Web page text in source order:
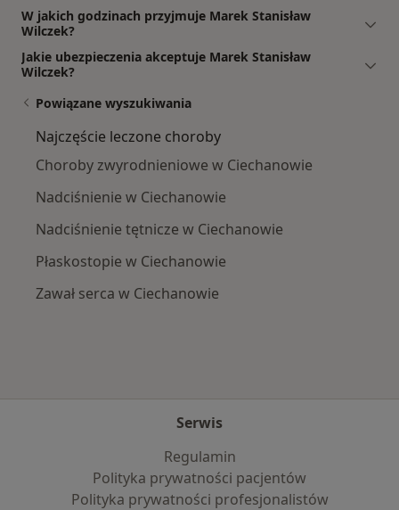
W jakich godzinach przyjmuje Marek Stanisław
Wilczek?
Jakie ubezpieczenia akceptuje Marek Stanisław
Wilczek?
Powiązane wyszukiwania
Najczęście leczone choroby
Choroby zwyrodnieniowe w Ciechanowie
Nadciśnienie w Ciechanowie
Nadciśnienie tętnicze w Ciechanowie
Płaskostopie w Ciechanowie
Zawał serca w Ciechanowie
Serwis
Regulamin
Polityka prywatności pacjentów
Polityka prywatności profesjonalistów